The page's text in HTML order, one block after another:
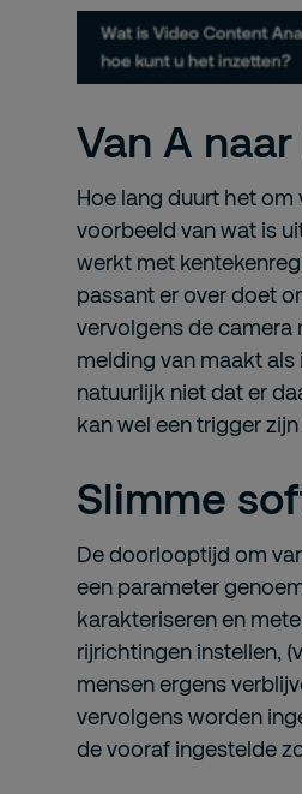
Van A naar
Hoe lang duurt het om
voorbeeld van wat is
werkt met
passant er over doet
vervolgens de camera
melding van maakt
natuurlijk niet dat er
kan wel een trigger
Slimme
De doorlooptijd om
een parameter
karakteriseren en
rijrichtingen instellen,
mensen ergens
vervolgens worden
de vooraf ingestelde